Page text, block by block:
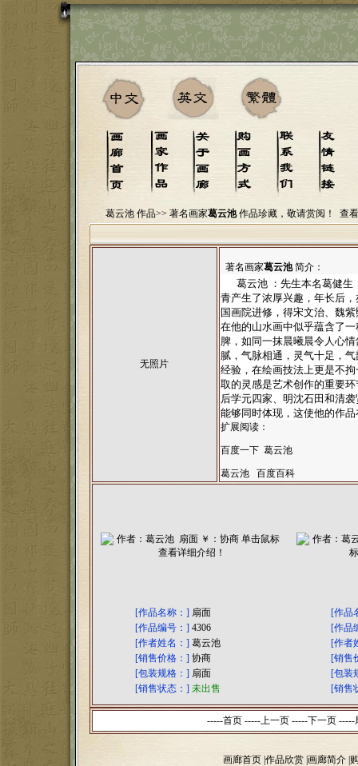
葛云池 作品>> 著名画家葛云池作品珍藏，敬请赏阅！ 查
无照片
著名画家葛云池简介：
葛云池 ：先生本名葛健生
青产生了浓厚兴趣，年长后
国画院进修，得宋文治、魏
在他的山水画中似乎蕴含了
脾，如同一抹晨曦晨令人心
腻，气脉相通，灵气十足，
经验，在绘画技法上更是不
取的灵感是艺术创作的重要
后学元四家、明沈石田和清
能够同时体现，这使他的作
扩展阅读：
百度一下 葛云池
葛云池 百度百科
[作品名称：] 扇面
[作品编号：] 4306
[作者姓名：] 葛云池
[销售价格：] 协商
[包装规格：] 扇面
[销售状态：] 未出售
[作品
[作品
[作者
[销售
[包装
[销售
-----首页 -----上一页 -----下一页 -----
画廊首页 作品欣赏 画廊简介